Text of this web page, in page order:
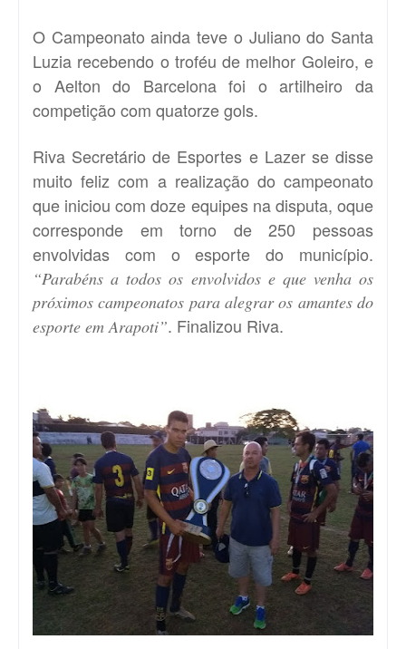
O Campeonato ainda teve o Juliano do Santa
Luzia recebendo o troféu de melhor Goleiro, e
o Aelton do Barcelona foi o artilheiro da
competição com quatorze gols.
Riva Secretário de Esportes e Lazer se disse
muito feliz com a realização do campeonato
que iniciou com doze equipes na disputa, oque
corresponde em torno de 250 pessoas
envolvidas com o esporte do município.
“Parabéns a todos os envolvidos e que venha os
próximos campeonatos para alegrar os amantes do
esporte em Arapoti”. Finalizou Riva.